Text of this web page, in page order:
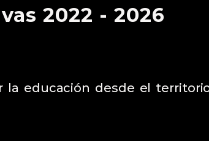
2022 - 2026
la educación desde el